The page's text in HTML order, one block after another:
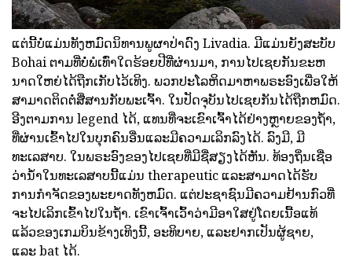
ແຕ່ນີ້ບໍ່ແມ່ນທັງຫມົດນິທານພູຜາປ່າດົງ Livadia. ມີແມ່ນຍັງສະບັບ
Bohai ຕາມທີ່ບໍ່ພໍເທົ່າໃດຮ້ອຍປີທີ່ຜ່ານມາ, ການໄປເຊຍກັນຂະຫ
ນາດໃຫຍ່ໄດ້ຖືກເກັບໄວ້ເທິງ. ພວກປະໂລຫິດມາຫາພຣະອົງເພື່ອໃຫ້
ສາມາດຕິດຕໍ່ສື່ສານກັບພະເຈົ້າ. ໃນປັດຈຸບັນໄປເຊຍກັນໄດ້ຖືກຫມົດ.
ອີງຕາມການ legend ໄດ້, ແທນທີ່ຈະເຂົາເຈົ້າໄດ້ຢ່າງຫຼາຍຂອງຖ້ໍາ,
ທີ່ຜ່ານເຂົ້າໄປໃນບຸກຄົນອື່ນແລະມີຄວາມເລິກລົງໄດ້. ລົງມີ, ມີ
ທະເລສາບ. ໃນພຣະອົງຂອງໄປເຊຍທີ່ມີຊື່ສຽງໄດ້ຫັນ. ທ້ອງຖິ່ນເຊື່ອ
ວ່ານ້ໍາໃນທະເລສາບນີ້ແມ່ນ therapeutic ແລະສາມາດໄດ້ຮັບ
ການກໍາຈັດຂອງພະຍາດທັງຫມົດ. ແຕ່ປະຊາຊົນມີຄວາມຢ້ານກົວທີ່
ຈະໄປເລິກເຂົ້າໄປໃນຖ້ໍາ. ເຂົາເຈົ້າເວົ້າວ່າມີອາໃສຢູ່ໂດຍເນື້ອແທ້
ແລ້ວຂອງເກມບິນຂ້າງເທິງນີ້, ອະທິບາຍ, ແລະຢາກເປັນຜູ້ຊາຍ,
ແລະ bat ໄດ້.